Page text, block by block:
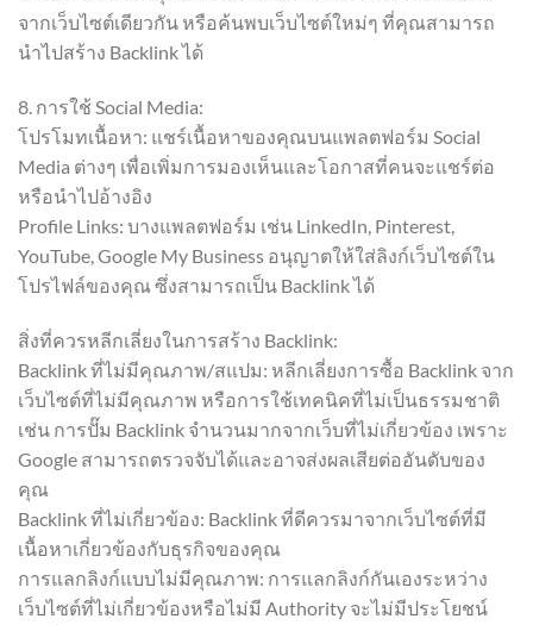
จากเว็บไซต์เดียวกัน หรือค้นพบเว็บไซต์ใหม่ๆ ที่คุณสามารถ
นำไปสร้าง Backlink ได้
8. การใช้ Social Media:
โปรโมทเนื้อหา: แชร์เนื้อหาของคุณบนแพลตฟอร์ม Social
Media ต่างๆ เพื่อเพิ่มการมองเห็นและโอกาสที่คนจะแชร์ต่อ
หรือนำไปอ้างอิง
Profile Links: บางแพลตฟอร์ม เช่น LinkedIn, Pinterest,
YouTube, Google My Business อนุญาตให้ใส่ลิงก์เว็บไซต์ใน
โปรไฟล์ของคุณ ซึ่งสามารถเป็น Backlink ได้
สิ่งที่ควรหลีกเลี่ยงในการสร้าง Backlink:
Backlink ที่ไม่มีคุณภาพ/สแปม: หลีกเลี่ยงการซื้อ Backlink จาก
เว็บไซต์ที่ไม่มีคุณภาพ หรือการใช้เทคนิคที่ไม่เป็นธรรมชาติ
เช่น การปั๊ม Backlink จำนวนมากจากเว็บที่ไม่เกี่ยวข้อง เพราะ
Google สามารถตรวจจับได้และอาจส่งผลเสียต่ออันดับของ
คุณ
Backlink ที่ไม่เกี่ยวข้อง: Backlink ที่ดีควรมาจากเว็บไซต์ที่มี
เนื้อหาเกี่ยวข้องกับธุรกิจของคุณ
การแลกลิงก์แบบไม่มีคุณภาพ: การแลกลิงก์กันเองระหว่าง
เว็บไซต์ที่ไม่เกี่ยวข้องหรือไม่มี Authority จะไม่มีประโยชน์